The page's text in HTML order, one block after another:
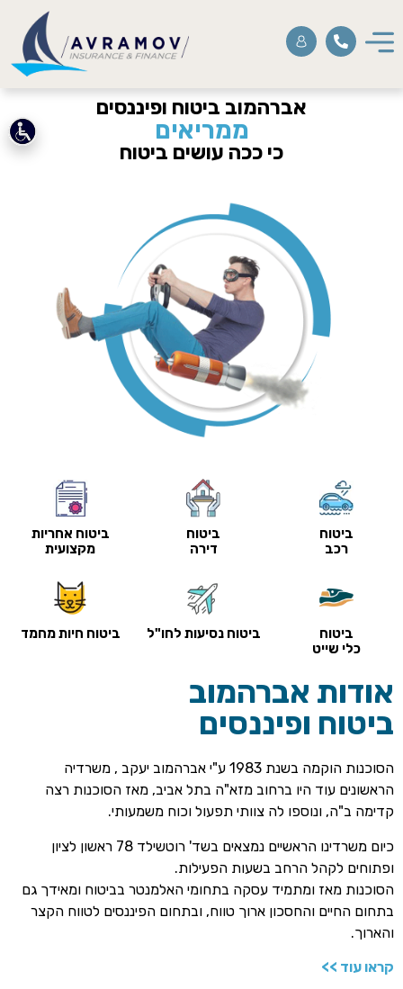
אברהמוב ביטוח ופיננסים
ממריאים
כי ככה עושים ביטוח
ביטוח
רכב
ביטוח
כלי שייט
ביטוח
דירה
ביטוח נסיעות לחו"ל
ביטוח אחריות
מקצועית
ביטוח חיות מחמד
אודות אברהמוב
ביטוח ופיננסים
הסוכנות הוקמה בשנת 1983 ע"י אברהמוב יעקב , משרדיה
הראשונים עוד היו ברחוב מזא"ה בתל אביב, מאז הסוכנות רצה
קדימה ב"ה, ונוספו לה צוותי תפעול וכוח משמעותי.
כיום משרדינו הראשיים נמצאים בשד' רוטשילד 78 ראשון לציון
ופתוחים לקהל הרחב בשעות הפעילות.
הסוכנות מאז ומתמיד עסקה בתחומי האלמנטר בביטוח ומאידך גם
בתחום החיים והחסכון ארוך טווח, ובתחום הפיננסים לטווח הקצר
והארוך.
קראו עוד >>